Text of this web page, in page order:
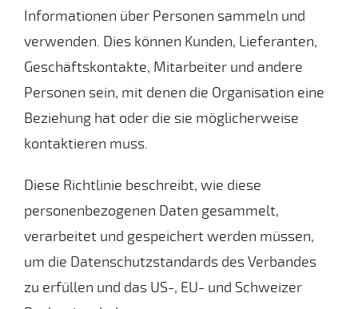
Informationen über Personen sammeln und
verwenden. Dies können Kunden, Lieferanten,
Geschäftskontakte, Mitarbeiter und andere
Personen sein, mit denen die Organisation eine
Beziehung hat oder die sie möglicherweise
kontaktieren muss.
Diese Richtlinie beschreibt, wie diese
personenbezogenen Daten gesammelt,
verarbeitet und gespeichert werden müssen,
um die Datenschutzstandards des Verbandes
zu erfüllen und das US-, EU- und Schweizer